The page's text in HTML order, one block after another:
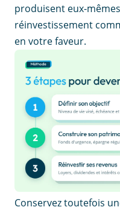
produisent eux-
réinvestissement
en votre faveur.
Conservez toutefois